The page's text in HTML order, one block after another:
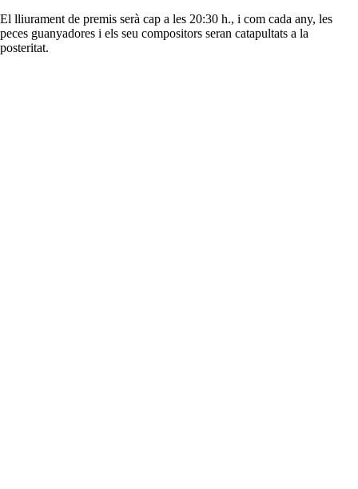
El lliurament de premis serà cap a les 20:30 h., i com cada any, les
peces guanyadores i els seu compositors seran catapultats a la
posteritat.